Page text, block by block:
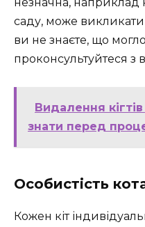
саду, може
ви не знаєте, що
проконсультуйтеся з
Видалення
знати перед
Особистість
Кожен кіт